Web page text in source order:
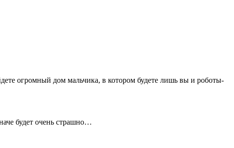
огромный дом мальчика, в котором будете лишь вы и роботы-
будет очень страшно…